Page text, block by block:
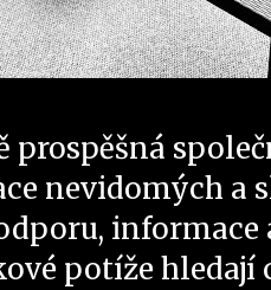
prospěšná
nevidomých a
informace
potíže hledají